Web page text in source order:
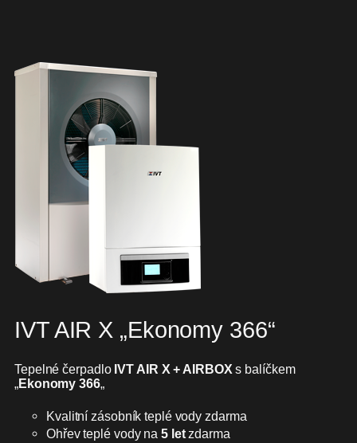
IVT AIR X „Ekonomy 366“
Tepelné čerpadloIVT AIR X + AIRBOX s balíčkem
„Ekonomy 366„
Kvalitní zásobník teplé vody zdarma
Ohřev teplé vody na 5 letzdarma